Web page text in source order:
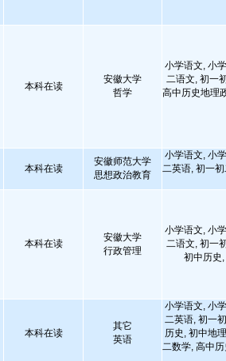
本科在读
安徽大学
哲学
小学语文, 小
二语文, 初一
高中历史地理
本科在读
安徽师范大学
思想政治教育
小学语文, 小
二英语, 初一
本科在读
安徽大学
行政管理
小学语文, 小
二语文, 初一
初中历史
本科在读
其它
英语
小学语文, 小
二英语, 初一
历史, 初中地
二数学, 高中